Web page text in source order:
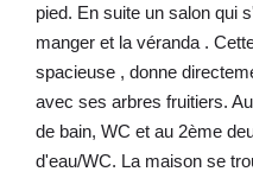
pied. En suite un salon qui
manger et la véranda .
spacieuse , donne
avec ses arbres fruitiers.
de bain, WC et au 2ème
d'eau/WC. La maison se